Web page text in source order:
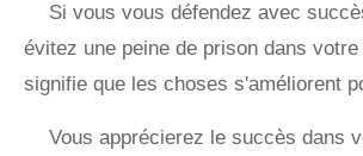
Si vous vous défendez avec
évitez une peine de prison dans
signifie que les choses s'améliorent
Vous apprécierez le succès dans